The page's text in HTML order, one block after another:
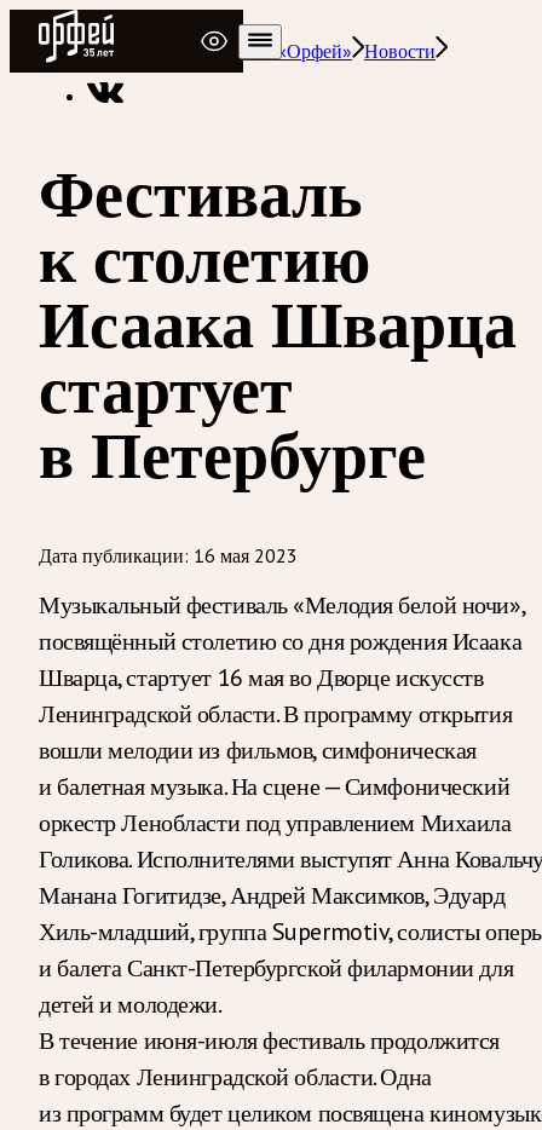
Радио Орфей
Радио классической музыки «Орфей» Новости
Фестиваль
к столетию
Исаака Шварца
стартует
в Петербурге
Дата публикации: 16 мая 2023
Музыкальный фестиваль «Мелодия белой ночи»,
посвящённый столетию со дня рождения Исаака
Шварца, стартует 16 мая во Дворце искусств
Ленинградской области. В программу открытия
вошли мелодии из фильмов, симфоническая
и балетная музыка. На сцене — Симфонический
оркестр Ленобласти под управлением Михаила
Голикова. Исполнителями выступят Анна
Манана Гогитидзе, Андрей Максимков, Эдуард
Хиль-младший, группа Supermotiv, солисты
и балета Санкт-Петербургской филармонии для
детей и молодежи.
В течение июня-июля фестиваль продолжится
в городах Ленинградской области. Одна
из программ будет целиком посвящена